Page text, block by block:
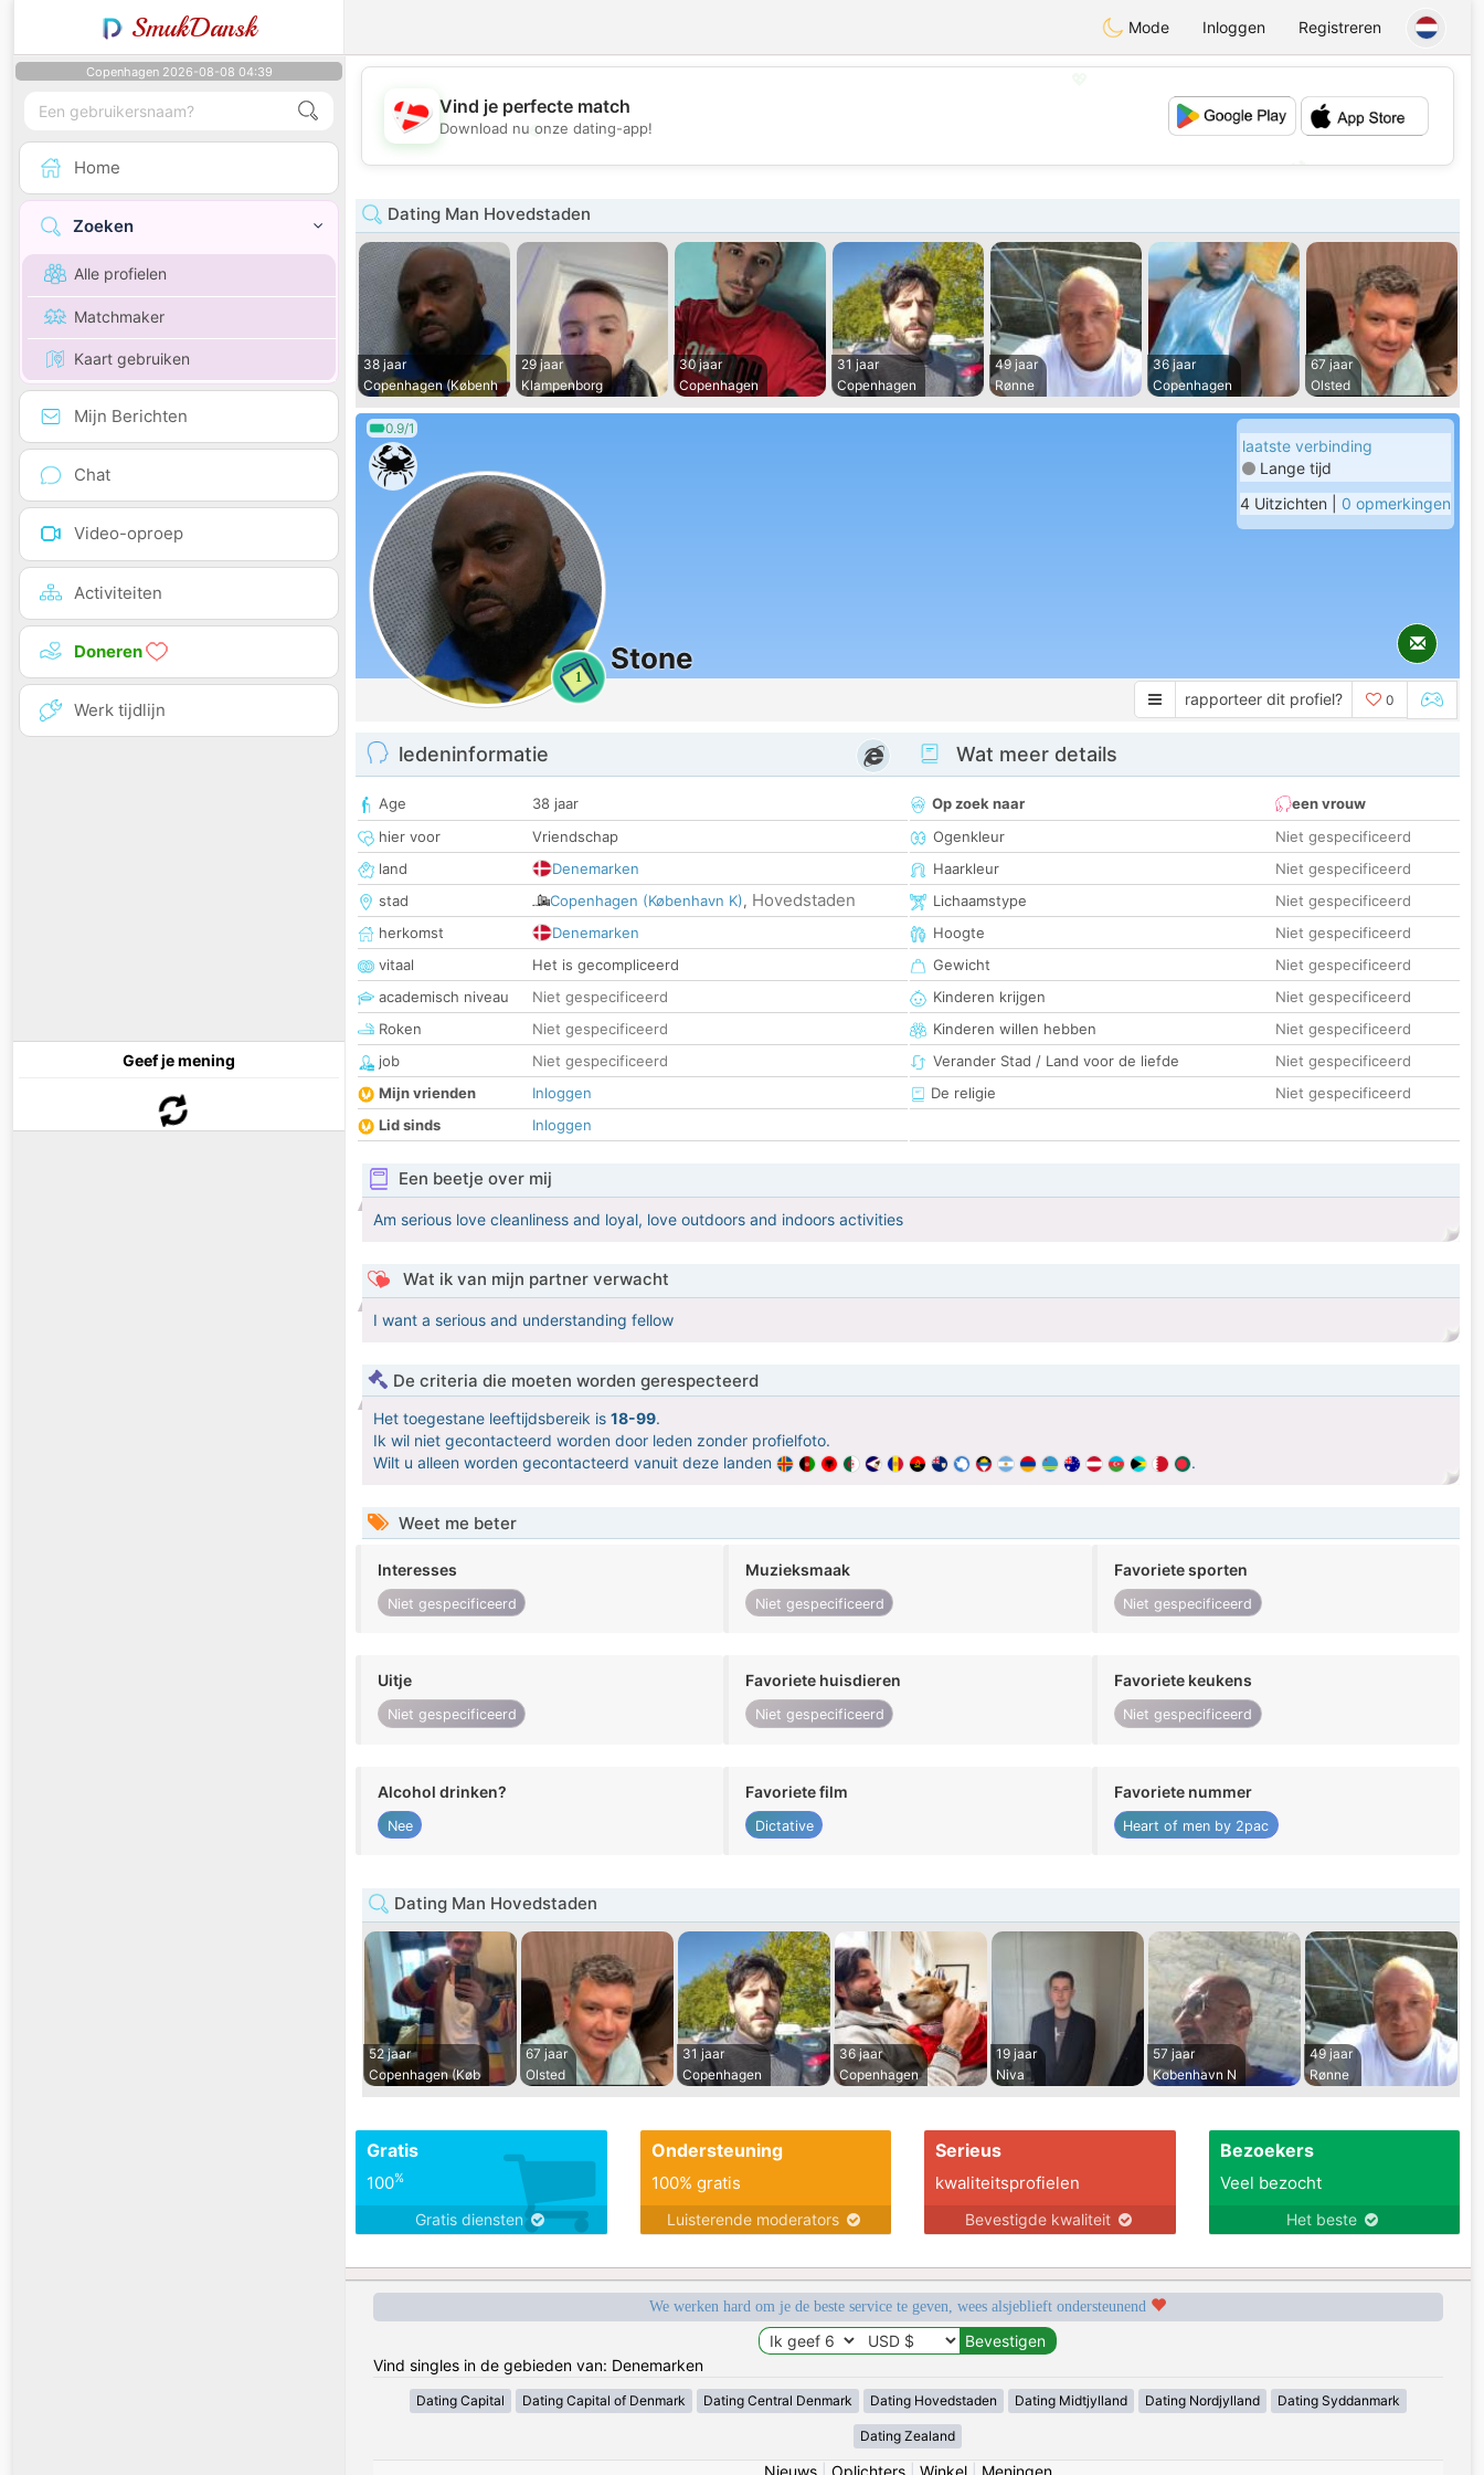
SmukDansk Mode Inloggen Registreren
Copenhagen 2026-08-08 04:39
Home
Zoeken
Alle profielen
Matchmaker
Kaart gebruiken
Mijn Berichten
Chat
Video-oproep
Activiteiten
Doneren
Werk tijdlijn
Geef je mening
💖
Vind je perfecte match
Download nu onze dating-app!
Dating Man Hovedstaden
38 jaar
Copenhagen (Københ
29 jaar
Klampenborg
30 jaar
Copenhagen
31 jaar
Copenhagen
49 jaar
Rønne
36 jaar
Copenhagen
67 jaar
Olsted
0.9/1
1
Stone
laatste verbinding
Lange tijd
4 Uitzichten | 0 opmerkingen
rapporteer dit profiel? 0
ledeninformatie
Age
38 jaar
hier voor
Vriendschap
land
Denemarken
stad
Copenhagen (København K), Hovedstaden
herkomst
Denemarken
vitaal
Het is gecompliceerd
academisch niveau
Niet gespecificeerd
Roken
Niet gespecificeerd
job
Niet gespecificeerd
Mijn vrienden
Inloggen
Lid sinds
Inloggen
Wat meer details
Op zoek naar
een vrouw
Ogenkleur
Niet gespecificeerd
Haarkleur
Niet gespecificeerd
Lichaamstype
Niet gespecificeerd
Hoogte
Niet gespecificeerd
Gewicht
Niet gespecificeerd
Kinderen krijgen
Niet gespecificeerd
Kinderen willen hebben
Niet gespecificeerd
Verander Stad / Land voor de liefde
Niet gespecificeerd
De religie
Niet gespecificeerd
Een beetje over mij
Am serious love cleanliness and loyal, love outdoors and indoors activities
Wat ik van mijn partner verwacht
I want a serious and understanding fellow
De criteria die moeten worden gerespecteerd
Het toegestane leeftijdsbereik is 18-99.
Ik wil niet gecontacteerd worden door leden zonder profielfoto.
Wilt u alleen worden gecontacteerd vanuit deze landen
.
Weet me beter
Interesses
Niet gespecificeerd
Muzieksmaak
Niet gespecificeerd
Favoriete sporten
Niet gespecificeerd
Uitje
Niet gespecificeerd
Favoriete huisdieren
Niet gespecificeerd
Favoriete keukens
Niet gespecificeerd
Alcohol drinken?
Nee
Favoriete film
Dictative
Favoriete nummer
Heart of men by 2pac
Dating Man Hovedstaden
52 jaar
Copenhagen (Køb
67 jaar
Olsted
31 jaar
Copenhagen
36 jaar
Copenhagen
19 jaar
Niva
57 jaar
Kobenhavn N
49 jaar
Rønne
Gratis
100%
Gratis diensten
Ondersteuning
100% gratis
Luisterende moderators
Serieus
kwaliteitsprofielen
Bevestigde kwaliteit
Bezoekers
Veel bezocht
Het beste
We werken hard om je de beste service te geven, wees alsjeblieft ondersteunend
Vind singles in de gebieden van: Denemarken
Dating Capital Dating Capital of Denmark Dating Central Denmark Dating Hovedstaden Dating Midtjylland Dating Nordjylland Dating Syddanmark
Dating Zealand
Nieuws| Oplichters| Winkel| Meningen